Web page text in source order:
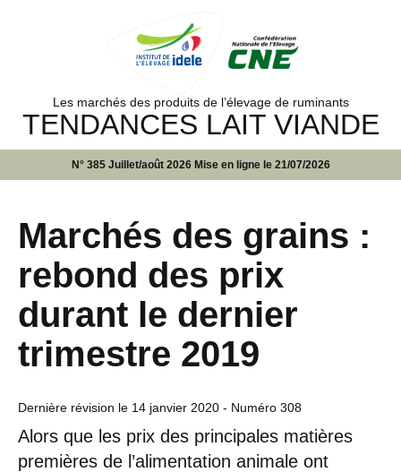
Les marchés des produits de l’élevage de ruminants
TENDANCES LAIT VIANDE
N° 385 Juillet/août 2026 Mise en ligne le 21/07/2026
Marchés des grains :
rebond des prix
durant le dernier
trimestre 2019
Dernière révision le 14 janvier 2020 - Numéro 308
Alors que les prix des principales matières
premières de l’alimentation animale ont